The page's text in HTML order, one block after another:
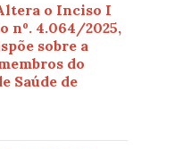
o Inciso I
nº. 4.064/2025,
sobre a
do
Saúde de